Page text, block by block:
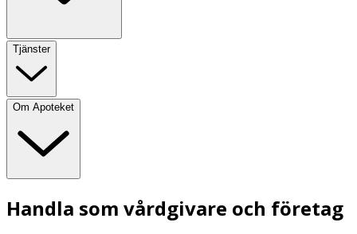
Tjänster
Om Apoteket
Handla som vårdgivare och företag